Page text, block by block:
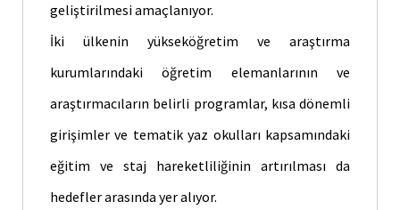
geliştirilmesi amaçlanıyor.
İki ülkenin yükseköğretim ve araştırma
kurumlarındaki öğretim elemanlarının ve
araştırmacıların belirli programlar, kısa dönemli
girişimler ve tematik yaz okulları kapsamındaki
eğitim ve staj hareketliliğinin artırılması da
hedefler arasında yer alıyor.